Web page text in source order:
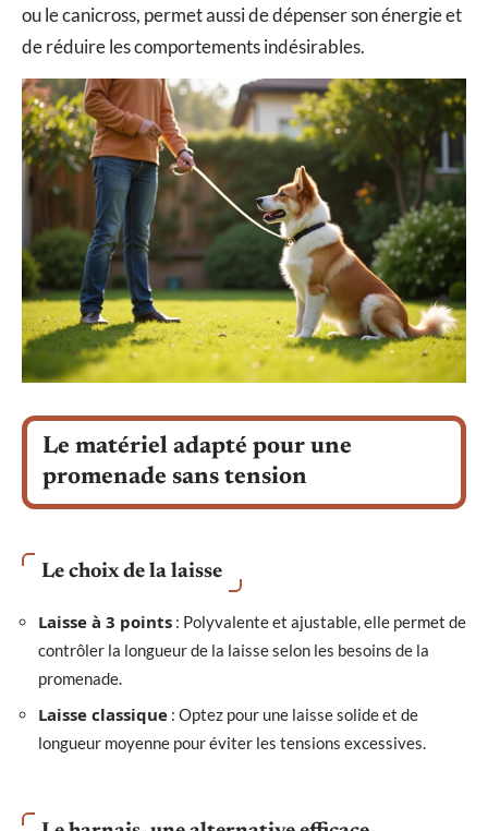
ou le canicross, permet aussi de dépenser son énergie et
de réduire les comportements indésirables.
Le matériel adapté pour une
promenade sans tension
Le choix de la laisse
Laisse à 3 points : Polyvalente et ajustable, elle permet de
contrôler la longueur de la laisse selon les besoins de la
promenade.
Laisse classique : Optez pour une laisse solide et de
longueur moyenne pour éviter les tensions excessives.